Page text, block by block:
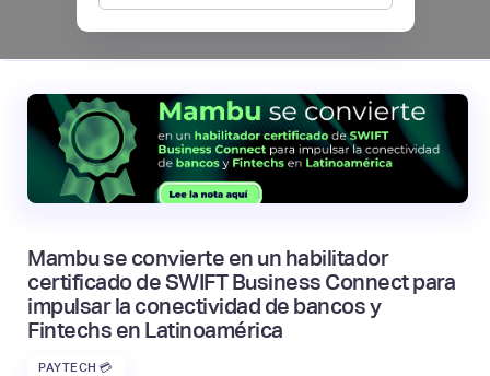
August4
Mambu se convierte en un habilitador
certificado de SWIFT Business Connect para
impulsar la conectividad de bancos y
Fintechs en Latinoamérica
PAYTECH 💳